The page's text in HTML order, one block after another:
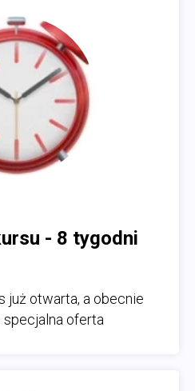
- 8 tygodni
już otwarta, a obecnie
oferta